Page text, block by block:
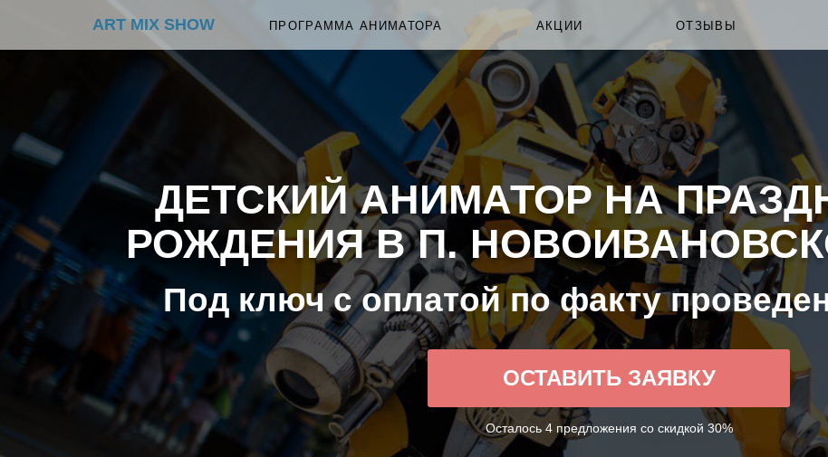
ART MIX SHOW ПРОГРАММА АНИМАТОРА АКЦИИ ОТЗЫВЫ
ДЕТСКИЙ АНИМАТОР НА
РОЖДЕНИЯ В П.
Под ключ с оплатой по факту
ОСТАВИТЬ ЗАЯВКУ
Осталось 4 предложения со скидкой 30%